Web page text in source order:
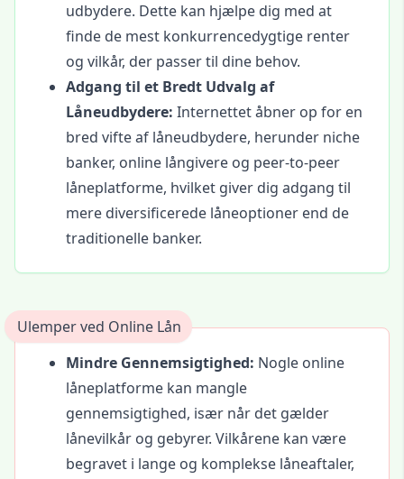
udbydere. Dette kan hjælpe dig med at
finde de mest konkurrencedygtige renter
og vilkår, der passer til dine behov.
Adgang til et Bredt Udvalg af
Låneudbydere: Internettet åbner op for en
bred vifte af låneudbydere, herunder niche
banker, online långivere og peer-to-peer
låneplatforme, hvilket giver dig adgang til
mere diversificerede låneoptioner end de
traditionelle banker.
Ulemper ved Online Lån
Mindre Gennemsigtighed: Nogle online
låneplatforme kan mangle
gennemsigtighed, især når det gælder
lånevilkår og gebyrer. Vilkårene kan være
begravet i lange og komplekse låneaftaler,